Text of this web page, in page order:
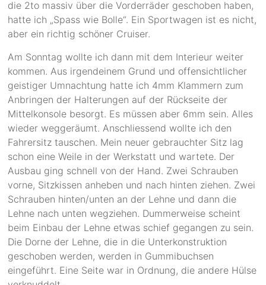
die 2to massiv über die Vorderräder geschoben haben,
hatte ich „Spass wie Bolle“. Ein Sportwagen ist es nicht,
aber ein richtig schöner Cruiser.
Am Sonntag wollte ich dann mit dem Interieur weiter
kommen. Aus irgendeinem Grund und offensichtlicher
geistiger Umnachtung hatte ich 4mm Klammern zum
Anbringen der Halterungen auf der Rückseite der
Mittelkonsole besorgt. Es müssen aber 6mm sein. Alles
wieder weggeräumt. Anschliessend wollte ich den
Fahrersitz tauschen. Mein neuer gebrauchter Sitz lag
schon eine Weile in der Werkstatt und wartete. Der
Ausbau ging schnell von der Hand. Zwei Schrauben
vorne, Sitzkissen anheben und nach hinten ziehen. Zwei
Schrauben hinten/unten an der Lehne und dann die
Lehne nach unten wegziehen. Dummerweise scheint
beim Einbau der Lehne etwas schief gegangen zu sein.
Die Dorne der Lehne, die in die Unterkonstruktion
geschoben werden, werden in Gummibuchsen
eingeführt. Eine Seite war in Ordnung, die andere Hülse